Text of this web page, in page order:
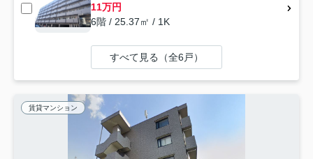
11万円
6階 / 25.37㎡ / 1K
すべて見る（全6戸）
賃貸マンション